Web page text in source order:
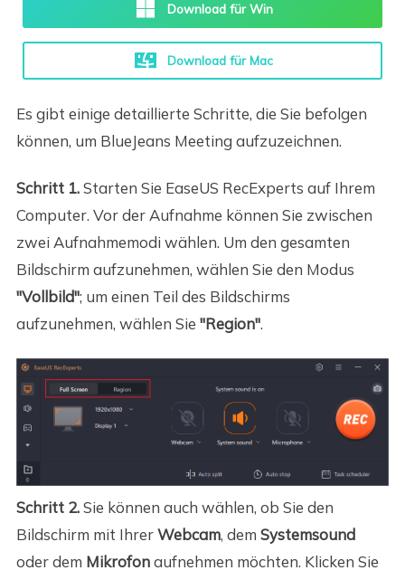
Download für Win
Download für Mac
Es gibt einige detaillierte Schritte, die Sie befolgen
können, um BlueJeans Meeting aufzuzeichnen.
Schritt 1.Starten Sie EaseUS RecExperts auf Ihrem
Computer. Vor der Aufnahme können Sie zwischen
zwei Aufnahmemodi wählen. Um den gesamten
Bildschirm aufzunehmen, wählen Sie den Modus
"Vollbild"; um einen Teil des Bildschirms
aufzunehmen, wählen Sie "Region".
Schritt 2.Sie können auch wählen, ob Sie den
Bildschirm mit IhrerWebcam, dem Systemsound
oder dem Mikrofonaufnehmen möchten. Klicken Sie